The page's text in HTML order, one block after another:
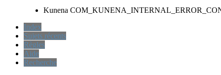
Kunena
Index
Sujets récents
Règles
Aide
Recherche